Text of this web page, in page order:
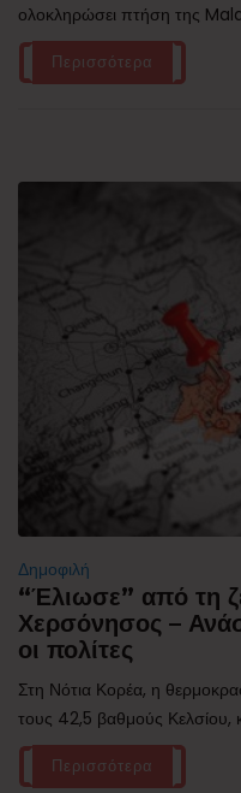
ολοκληρώσει πτήση της
Περισσότερα
Δημοφιλή
“Έλιωσε” από τη
Χερσόνησος –
οι πολίτες
Στη Νότια Κορέα, η
τους 42,5 βαθμούς Κελσίου,
Περισσότερα